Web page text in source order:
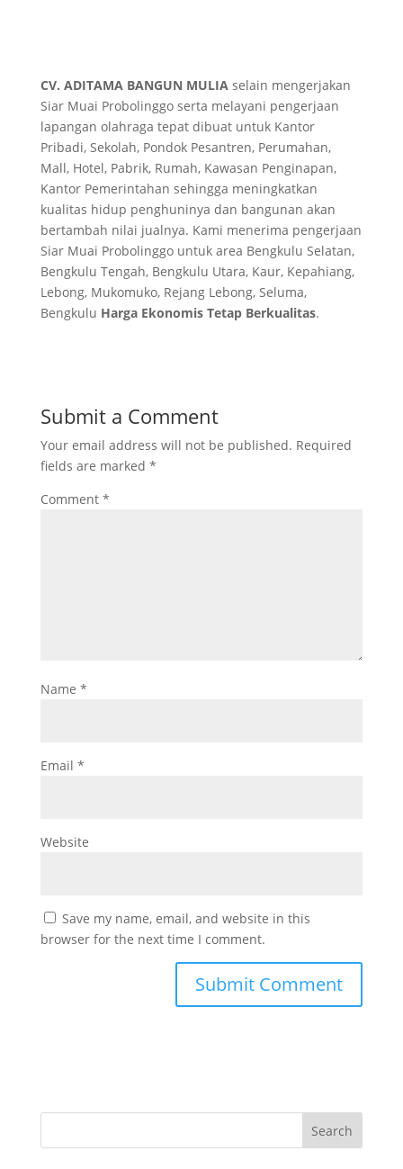
CV. ADITAMA BANGUN MULIAselain mengerjakan
Siar Muai Probolinggo serta melayani pengerjaan
lapangan olahraga tepat dibuat untuk Kantor
Pribadi, Sekolah, Pondok Pesantren, Perumahan,
Mall, Hotel, Pabrik, Rumah, Kawasan Penginapan,
Kantor Pemerintahan sehingga meningkatkan
kualitas hidup penghuninya dan bangunan akan
bertambah nilai jualnya. Kami menerima pengerjaan
Siar Muai Probolinggo untuk area Bengkulu Selatan,
Bengkulu Tengah, Bengkulu Utara, Kaur, Kepahiang,
Lebong, Mukomuko, Rejang Lebong, Seluma,
Bengkulu Harga Ekonomis Tetap Berkualitas.
Submit a Comment
Your email address will not be published. Required
fields are marked *
Comment *
Name *
Email *
Website
Save my name, email, and website in this
browser for the next time I comment.
Search